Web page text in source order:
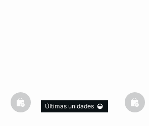
basketfullÚltimas unidades